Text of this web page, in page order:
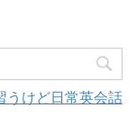
うけど日常英会話